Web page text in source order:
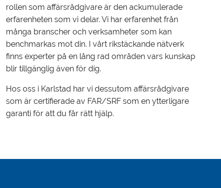
rollen som affärsrådgivare är den ackumulerade
erfarenheten som vi delar. Vi har erfarenhet från
många branscher och verksamheter som kan
benchmarkas mot din. I vårt rikstäckande nätverk
finns experter på en lång rad områden vars kunskap
blir tillgänglig även för dig.
Hos oss i Karlstad har vi dessutom affärsrådgivare
som är certifierade av FAR/SRF som en ytterligare
garanti för att du får rätt hjälp.